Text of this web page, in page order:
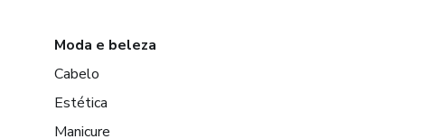
Moda e beleza
Cabelo
Estética
Manicure